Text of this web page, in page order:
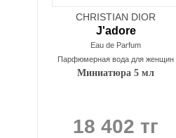
CHRISTIAN DIOR
J'adore
Eau de Parfum
Парфюмерная вода для женщин
Миниатюра 5 мл
18 402 тг